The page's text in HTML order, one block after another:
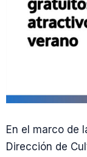
En el marco de
Dirección de